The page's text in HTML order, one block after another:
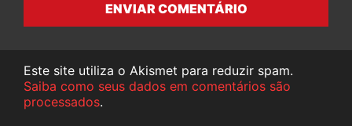
ENVIAR COMENTÁRIO
Este site utiliza o Akismet para reduzir spam.
Saiba como seus dados em comentários são
processados.